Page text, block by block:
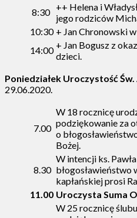
8:30 ++ Helena i
jego rodziców
10:30 + Jan Chronowski
14:00 + Jan Bogusz z
dzieci.
Poniedziałek Uroczystość Św.
29.06.2020.
7.00
W 18 rocznicę
podziękowanie za
o
Bożej.
8.30
W intencji ks.
błogosławieństwo
kapłańskiej prosi
11.00 Uroczysta Suma
W 25 rocznicę